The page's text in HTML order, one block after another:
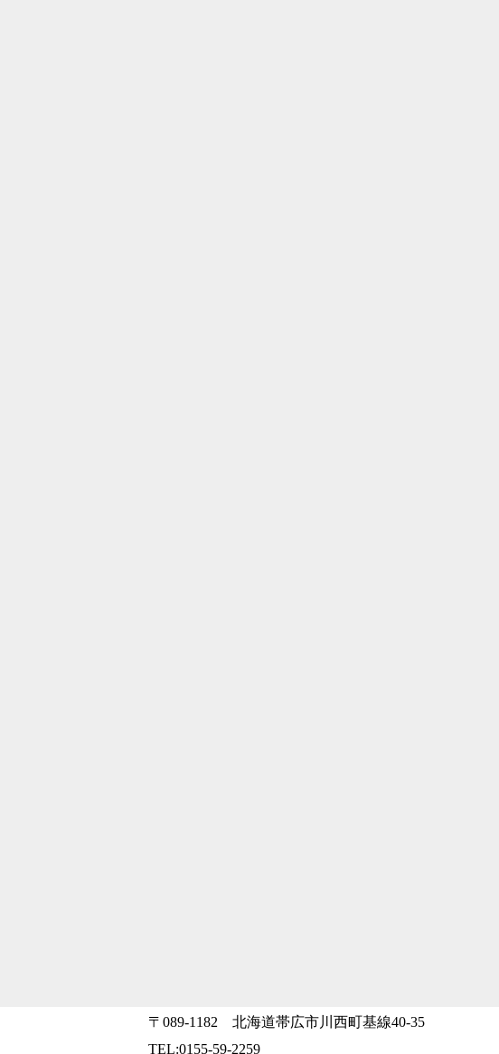
〒089-1182 北海道帯広市川西町基線40-35
TEL:0155-59-2259